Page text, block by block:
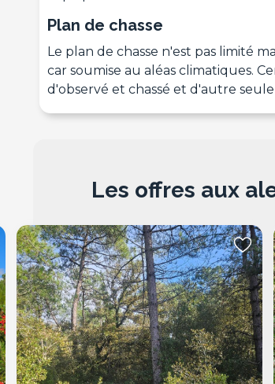
Plan de chasse
Le plan de chasse n'est pas limité
car soumise au aléas climatiques.
d'observé et chassé et d'autre
Les offres aux